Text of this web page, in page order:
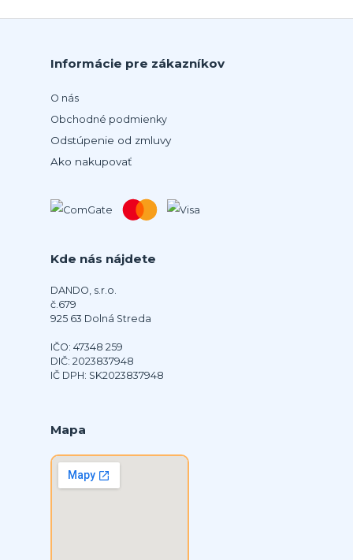
Informácie pre zákazníkov
O nás
Obchodné podmienky
Odstúpenie od zmluvy
Ako nakupovať
Kde nás nájdete
DANDO, s.r.o.
č.679
925 63 Dolná Streda
IČO: 47348 259
DIČ: 2023837948
IČ DPH: SK2023837948
Mapa